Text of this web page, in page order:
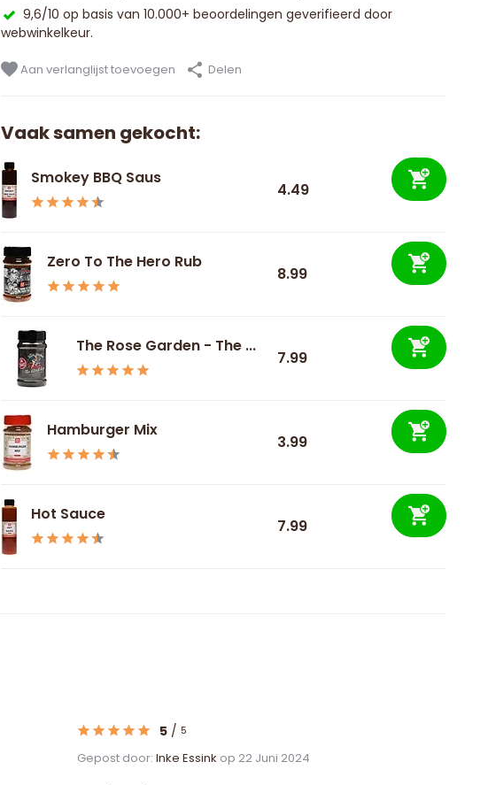
9,6/10 op basis van 10.000+ beoordelingen geverifieerd door
webwinkelkeur.
Aan verlanglijst toevoegen Delen
Vaak samen gekocht:
Smokey BBQ Saus
4.49
Zero To The Hero Rub
8.99
The Rose Garden - The ...
7.99
Hamburger Mix
3.99
Hot Sauce
7.99
5 / 5
Gepost door:Inke Essink op 22 Juni 2024